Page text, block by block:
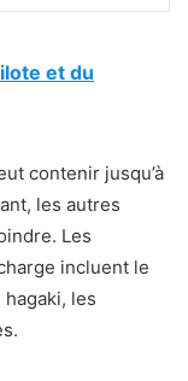
et du
contenir jusqu’à
les autres
Les
incluent le
les